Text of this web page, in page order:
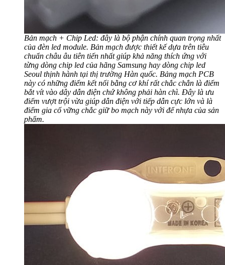
Bản mạch + Chip Led: đây là bộ phận chính quan trọng nhất
của đèn led module. Bản mạch được thiết kế dựa trên tiêu
chuẩn châu âu tiên tiến nhất giúp khả năng thích ứng với
từng dòng chip led của hãng Samsung hay dòng chip led
Seoul thịnh hành tại thị trường Hàn quốc. Bảng mạch PCB
này có những điểm kết nối bằng cơ khí rất chắc chắn là điểm
bắt vít vào dây dẫn điện chứ không phải hàn chì. Đây là ưu
điểm vượt trội vừa giúp dẫn điện với tiếp dẫn cực lớn và là
điểm gia cố vững chắc giữ bo mạch này với để nhựa của sản
phẩm.